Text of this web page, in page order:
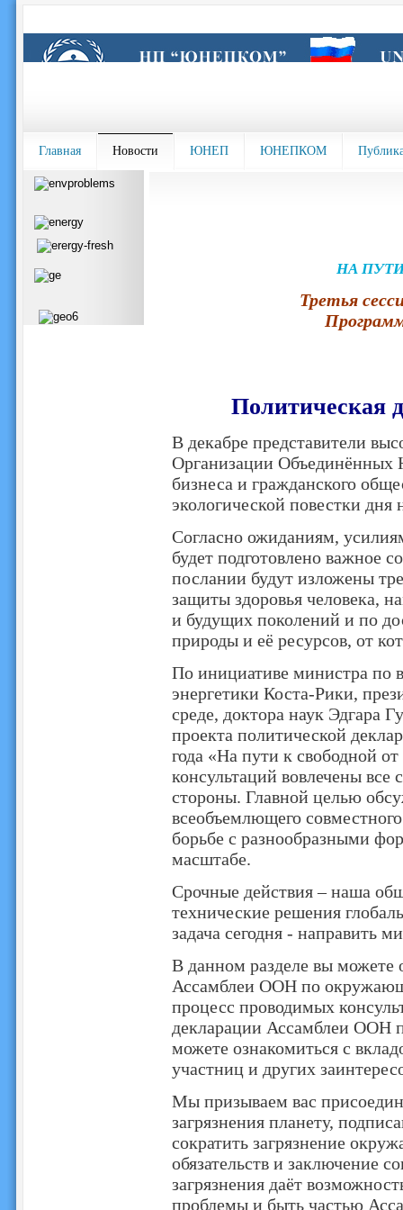
Главная Новости ЮНЕП ЮНЕПКОМ
НА
Третья
Политическая
В декабре представители
Организации Объединённых
бизнеса и гражданского
экологической повестки дня
Согласно ожиданиям,
будет подготовлено важное
послании будут изложены
защиты здоровья человека,
и будущих поколений и по
природы и её ресурсов, от
По инициативе министра по
энергетики Коста-Рики,
среде, доктора наук Эдгара
проекта политической
года «На пути к свободной
консультаций вовлечены
стороны. Главной целью
всеобъемлющего
борьбе с разнообразными
масштабе.
Срочные действия – наша
технические решения
задача сегодня - направить
В данном разделе вы можете
Ассамблеи ООН по
процесс проводимых
декларации Ассамблеи ООН
можете ознакомиться с
участниц и других
Мы призываем вас
загрязнения планету,
сократить загрязнение
обязательств и заключение
загрязнения даёт
проблемы и быть частью